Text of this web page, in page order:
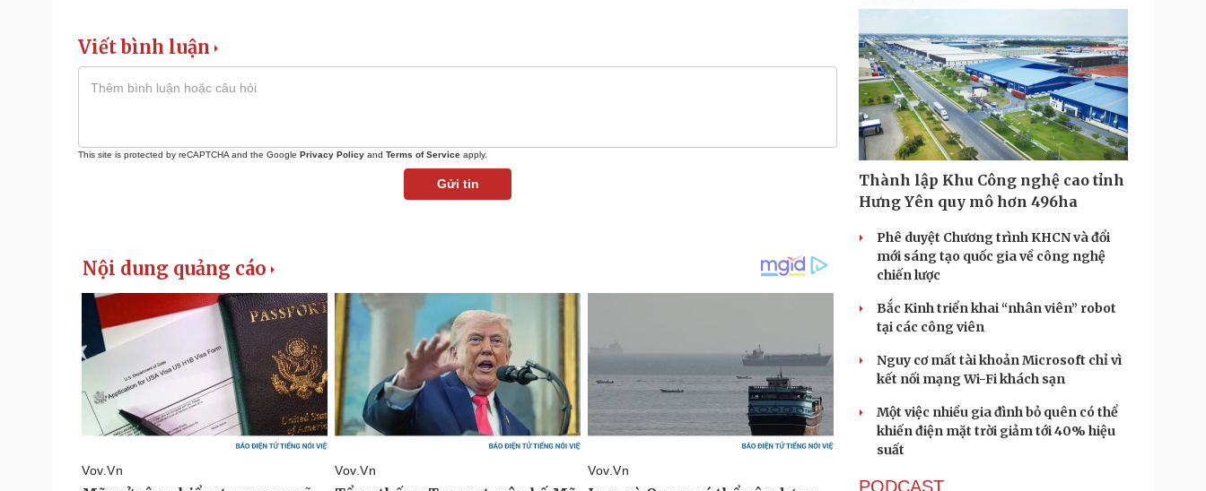
Viết bình luận
This site is protected by reCAPTCHA and the Google Privacy Policy and Terms of Service apply.
Gửi tin
Thành lập Khu Công nghệ cao tỉnh
Hưng Yên quy mô hơn 496ha
Phê duyệt Chương trình KHCN và đổi
mới sáng tạo quốc gia về công nghệ
chiến lược
Bắc Kinh triển khai “nhân viên” robot
tại các công viên
Nguy cơ mất tài khoản Microsoft chỉ vì
kết nối mạng Wi-Fi khách sạn
Một việc nhiều gia đình bỏ quên có thể
khiến điện mặt trời giảm tới 40% hiệu
suất
PODCAST